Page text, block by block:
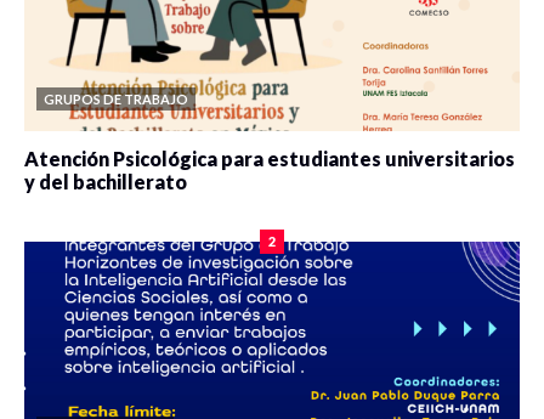
GRUPOS DE TRABAJO
Atención Psicológica para estudiantes universitarios
y del bachillerato
2